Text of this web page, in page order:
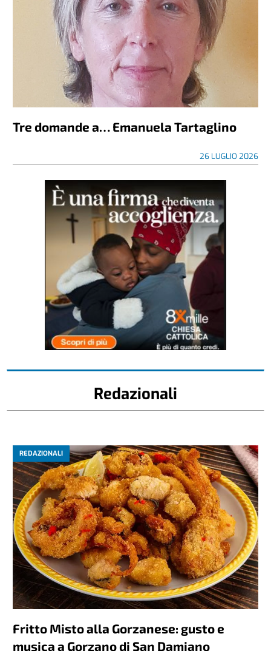
Tre domande a… Emanuela Tartaglino
26 LUGLIO 2026
Redazionali
REDAZIONALI
Fritto Misto alla Gorzanese: gusto e
musica a Gorzano di San Damiano